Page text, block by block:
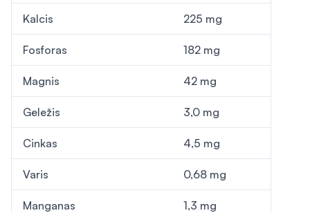
Kalcis 225 mg
Fosforas 182 mg
Magnis 42 mg
Geležis 3,0 mg
Cinkas 4,5 mg
Varis 0,68 mg
Manganas 1,3 mg